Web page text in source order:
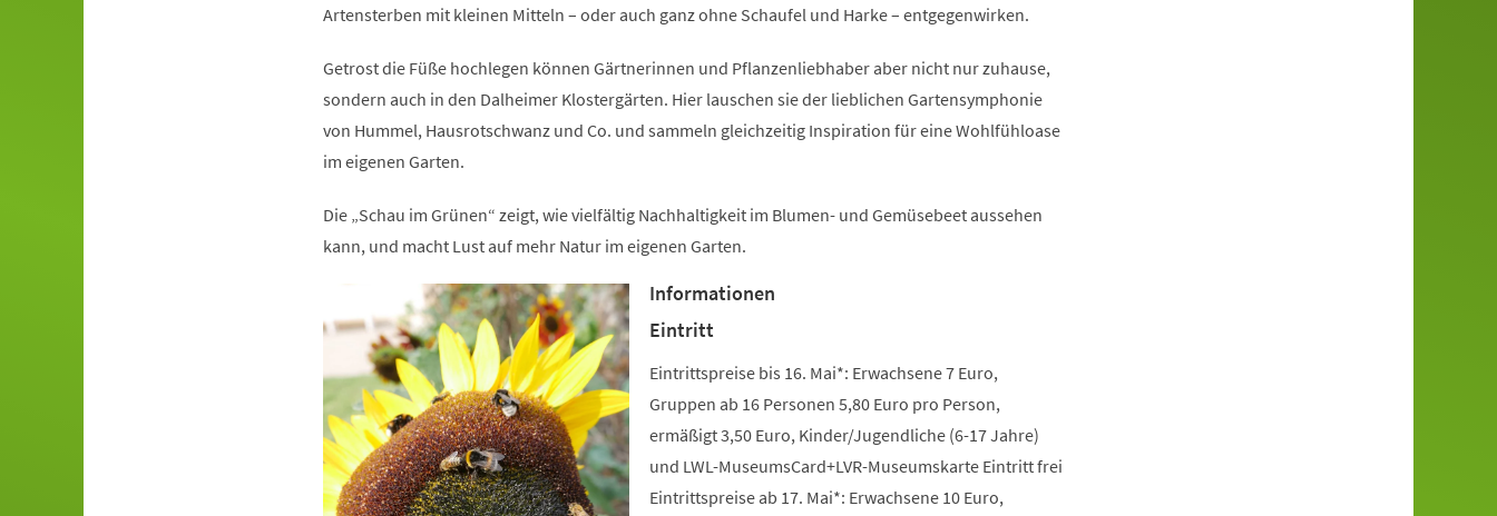
Artensterben mit kleinen Mitteln – oder auch ganz ohne Schaufel und Harke – entgegenwirken.
Getrost die Füße hochlegen können Gärtnerinnen und Pflanzenliebhaber aber nicht nur zuhause,
sondern auch in den Dalheimer Klostergärten. Hier lauschen sie der lieblichen Gartensymphonie
von Hummel, Hausrotschwanz und Co. und sammeln gleichzeitig Inspiration für eine Wohlfühloase
im eigenen Garten.
Die „Schau im Grünen“ zeigt, wie vielfältig Nachhaltigkeit im Blumen- und Gemüsebeet aussehen
kann, und macht Lust auf mehr Natur im eigenen Garten.
Informationen
Eintritt
Eintrittspreise bis 16. Mai*: Erwachsene 7 Euro,
Gruppen ab 16 Personen 5,80 Euro pro Person,
ermäßigt 3,50 Euro, Kinder/Jugendliche (6-17 Jahre)
und LWL-MuseumsCard+LVR-Museumskarte Eintritt frei
Eintrittspreise ab 17. Mai*: Erwachsene 10 Euro,